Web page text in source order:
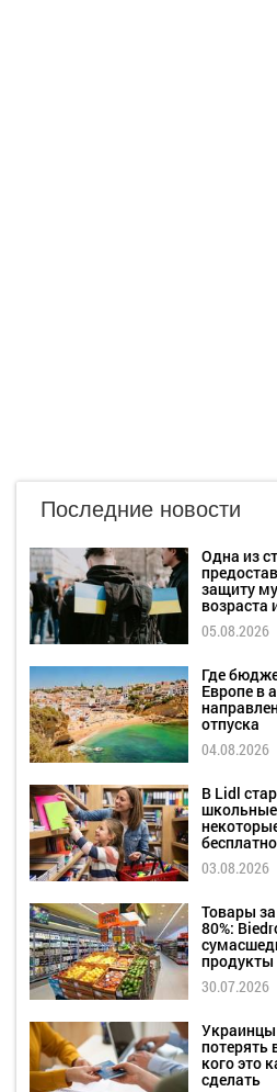
Последние новости
Одна из
защиту
возраста
05.08.2026
Где
Европе в
отпуска
04.08.2026
В Lidl
бесплатно
03.08.2026
Товары
80%:
продукты
30.07.2026
потерять
кого это
сделать